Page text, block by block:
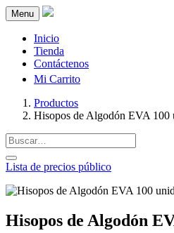
Menu
Inicio
Tienda
Contáctenos
Mi Carrito
Productos
Hisopos de Algodón EVA 100
Lista de precios público
Hisopos de Algodón